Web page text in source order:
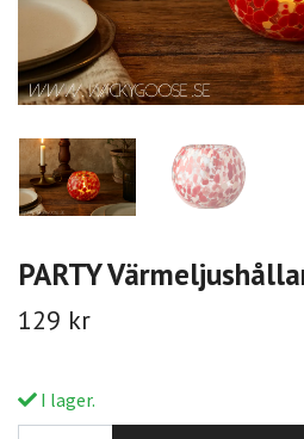
PARTY
129 kr
I lager.